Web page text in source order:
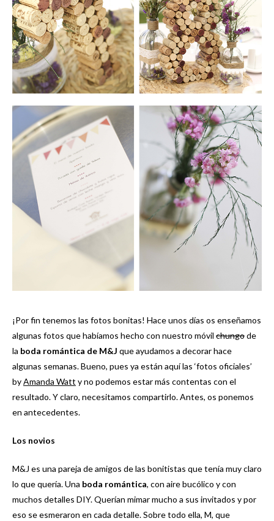
¡Por fin tenemos las fotos bonitas! Hace unos días os enseñamos
algunas fotos que habíamos hecho con nuestro móvil chungode
la boda romántica de M&J que ayudamos a decorar hace
algunas semanas. Bueno, pues ya están aquí las ‘fotos oficiales’
byAmanda Watt y no podemos estar más contentas con el
resultado. Y claro, necesitamos compartirlo. Antes, os ponemos
en antecedentes.
Los novios
M&J es una pareja de amigos de las bonitistas que tenía muy claro
lo que quería. Una boda romántica, con aire bucólico y con
muchos detalles DIY. Querían mimar mucho a sus invitados y por
eso se esmeraron en cada detalle. Sobre todo ella, M, que